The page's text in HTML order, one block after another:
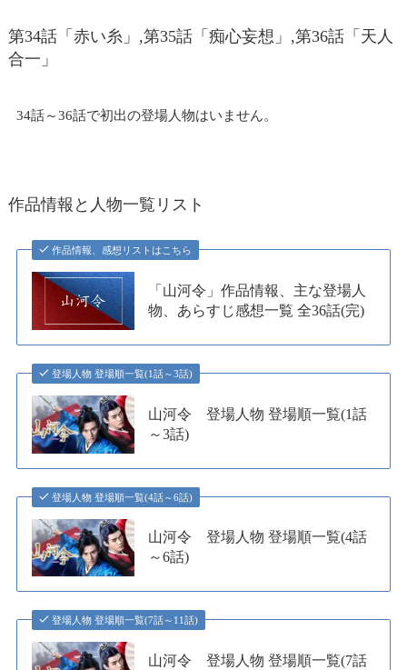
第34話「赤い糸」,第35話「痴心妄想」,第36話「天人
合一」
34話～36話で初出の登場人物はいません。
作品情報と人物一覧リスト
作品情報、感想リストはこちら
「山河令」作品情報、主な登場人
物、あらすじ感想一覧 全36話(完)
登場人物 登場順一覧(1話～3話)
山河令 登場人物 登場順一覧(1話
～3話)
登場人物 登場順一覧(4話～6話)
山河令 登場人物 登場順一覧(4話
～6話)
登場人物 登場順一覧(7話～11話)
山河令 登場人物 登場順一覧(7話